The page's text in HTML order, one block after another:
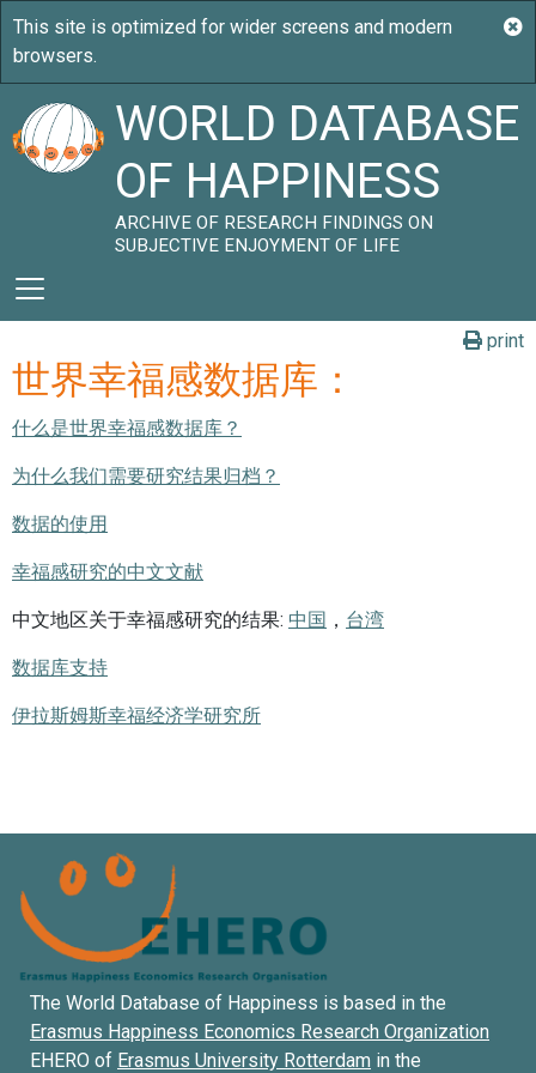
WORLD DATABASE
OF HAPPINESS
ARCHIVE OF RESEARCH FINDINGS ON
SUBJECTIVE ENJOYMENT OF LIFE
print
世界幸福感数据库：
什么是世界幸福感数据库？
为什么我们需要研究结果归档？
数据的使用
幸福感研究的中文文献
中文地区关于幸福感研究的结果: 中国 ， 台湾
数据库支持
伊拉斯姆斯幸福经济学研究所
The World Database of Happiness is based in the
Erasmus Happiness Economics Research Organization
EHERO of Erasmus University Rotterdam in the